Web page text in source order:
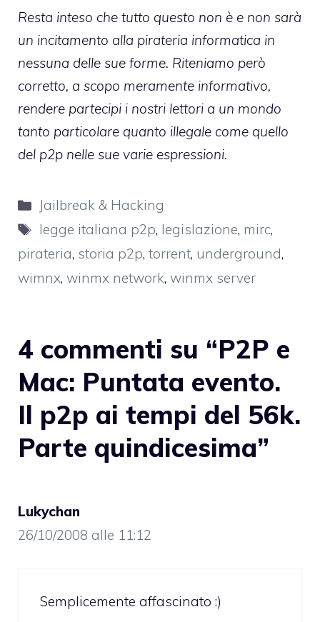
Resta inteso che tutto questo non è e non sarà
un incitamento alla pirateria informatica in
nessuna delle sue forme. Riteniamo però
corretto, a scopo meramente informativo,
rendere partecipi i nostri lettori a un mondo
tanto particolare quanto illegale come quello
del p2p nelle sue varie espressioni.
Categorie
Jailbreak & Hacking
Tag
legge italiana p2p, legislazione, mirc,
pirateria, storia p2p, torrent, underground,
wimnx, winmx network, winmx server
4 commenti su “P2P e
Mac: Puntata evento.
Il p2p ai tempi del 56k.
Parte quindicesima”
Lukychan
26/10/2008 alle 11:12
Semplicemente affascinato :)